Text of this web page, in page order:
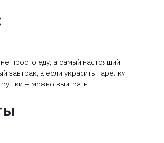
просто еду, а самый настоящий
завтрак, а если украсить тарелку
– можно выиграть